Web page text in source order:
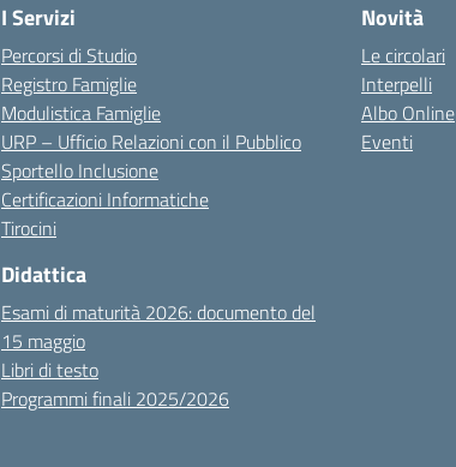
I Servizi
Percorsi di Studio
Registro Famiglie
Modulistica Famiglie
URP – Ufficio Relazioni con il Pubblico
Sportello Inclusione
Certificazioni Informatiche
Tirocini
Didattica
Esami di maturità 2026: documento del
15 maggio
Libri di testo
Programmi finali 2025/2026
Novità
Le circolari
Interpelli
Albo Online
Eventi